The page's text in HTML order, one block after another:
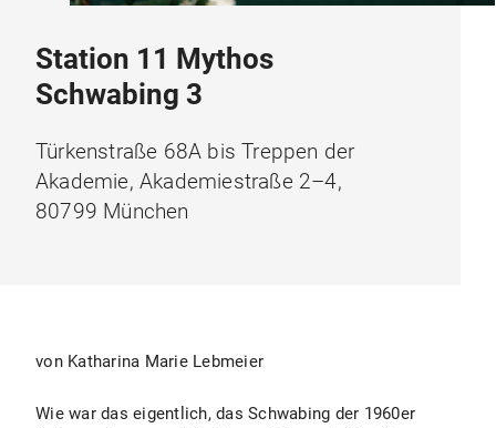
Station 11 Mythos
Schwabing 3
Türkenstraße 68A bis Treppen der
Akademie, Akademiestraße 2–4,
80799 München
von Katharina Marie Lebmeier
Wie war das eigentlich, das Schwabing der 1960er